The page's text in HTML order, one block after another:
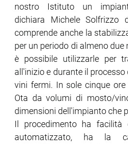
nostro Istituto un
dichiara Michele Solfrizzo
comprende anche la
per un periodo di almeno due
è possibile utilizzarle per
all'inizio e durante il
vini fermi. In sole cinque
Ota da volumi di mosto/
dimensioni dell'impianto che
Il procedimento ha facilità
automatizzato, ha la